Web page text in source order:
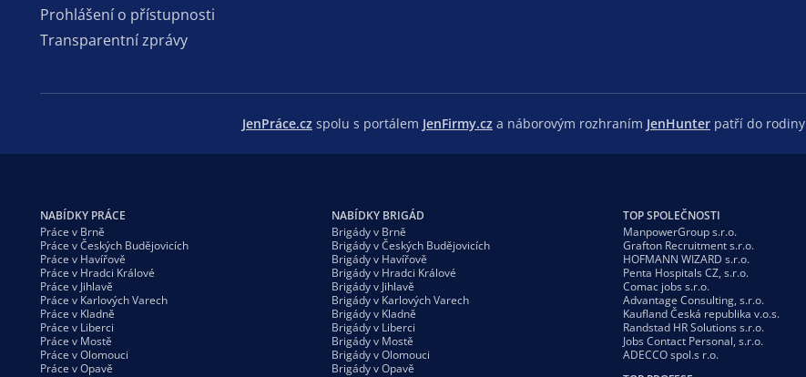
Prohlášení o přístupnosti
Transparentní zprávy
JenPráce.cz spolu s portálem JenFirmy.cz a náborovým rozhraním JenHunter patří do rodiny
NABÍDKY PRÁCE
Práce v Brně
Práce v Českých Budějovicích
Práce v Havířově
Práce v Hradci Králové
Práce v Jihlavě
Práce v Karlových Varech
Práce v Kladně
Práce v Liberci
Práce v Mostě
Práce v Olomouci
Práce v Opavě
NABÍDKY BRIGÁD
Brigády v Brně
Brigády v Českých Budějovicích
Brigády v Havířově
Brigády v Hradci Králové
Brigády v Jihlavě
Brigády v Karlových Varech
Brigády v Kladně
Brigády v Liberci
Brigády v Mostě
Brigády v Olomouci
Brigády v Opavě
TOP SPOLEČNOSTI
ManpowerGroup s.r.o.
Grafton Recruitment s.r.o.
HOFMANN WIZARD s.r.o.
Penta Hospitals CZ, s.r.o.
Comac jobs s.r.o.
Advantage Consulting, s.r.o.
Kaufland Česká republika v.o.s.
Randstad HR Solutions s.r.o.
Jobs Contact Personal, s.r.o.
ADECCO spol.s r.o.